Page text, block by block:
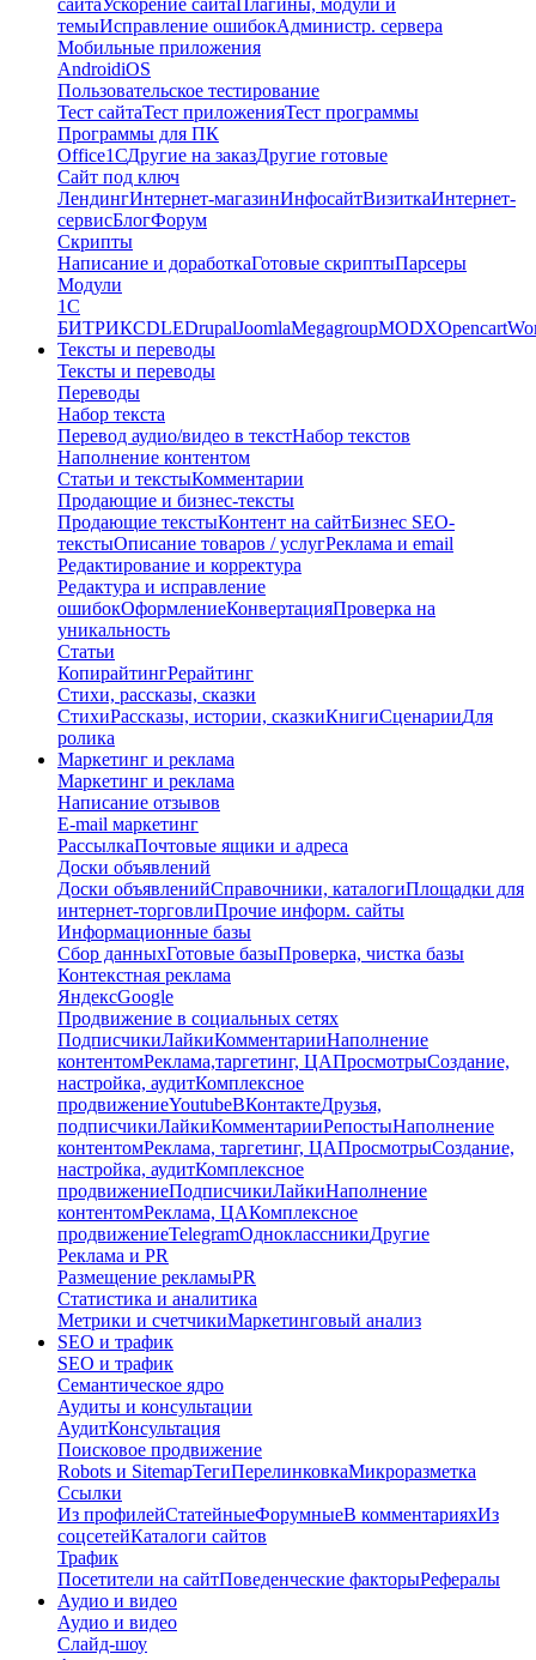
сайтаУскорение сайтаПлагины, модули и
темыИсправление ошибокАдминистр. сервера
Мобильные приложения
AndroidiOS
Пользовательское тестирование
Тест сайтаТест приложенияТест программы
Программы для ПК
Office1СДругие на заказДругие готовые
Сайт под ключ
ЛендингИнтернет-магазинИнфосайтВизиткаИнтернет-
сервисБлогФорум
Скрипты
Написание и доработкаГотовые скриптыПарсеры
Модули
1C
БИТРИКСDLEDrupalJoomlaMegagroupMODXOpencart
Тексты и переводы
Тексты и переводы
Переводы
Набор текста
Перевод аудио/видео в текстНабор текстов
Наполнение контентом
Статьи и текстыКомментарии
Продающие и бизнес-тексты
Продающие текстыКонтент на сайтБизнес SEO-
текстыОписание товаров / услугРеклама и email
Редактирование и корректура
Редактура и исправление
ошибокОформлениеКонвертацияПроверка на
уникальность
Статьи
КопирайтингРерайтинг
Стихи, рассказы, сказки
СтихиРассказы, истории, сказкиКнигиСценарииДля
ролика
Маркетинг и реклама
Маркетинг и реклама
Написание отзывов
E-mail маркетинг
РассылкаПочтовые ящики и адреса
Доски объявлений
Доски объявленийСправочники, каталогиПлощадки для
интернет-торговлиПрочие информ. сайты
Информационные базы
Сбор данныхГотовые базыПроверка, чистка базы
Контекстная реклама
ЯндексGoogle
Продвижение в социальных сетях
ПодписчикиЛайкиКомментарииНаполнение
контентомРеклама,таргетинг, ЦАПросмотрыСоздание,
настройка, аудитКомплексное
продвижениеYoutubeВКонтактеДрузья,
подписчикиЛайкиКомментарииРепостыНаполнение
контентомРеклама, таргетинг, ЦАПросмотрыСоздание,
настройка, аудитКомплексное
продвижениеПодписчикиЛайкиНаполнение
контентомРеклама, ЦАКомплексное
продвижениеTelegramОдноклассникиДругие
Реклама и PR
Размещение рекламыPR
Статистика и аналитика
Метрики и счетчикиМаркетинговый анализ
SEO и трафик
SEO и трафик
Семантическое ядро
Аудиты и консультации
АудитКонсультация
Поисковое продвижение
Robots и SitemapТегиПерелинковкаМикроразметка
Ссылки
Из профилейСтатейныеФорумныеВ комментарияхИз
соцсетейКаталоги сайтов
Трафик
Посетители на сайтПоведенческие факторыРефералы
Аудио и видео
Аудио и видео
Слайд-шоу